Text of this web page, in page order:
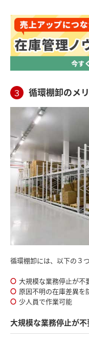
３ 循環棚卸のメ
循環棚卸には、以下の３
大規模な業務停止が不
原因不明の在庫差異を
少人員で作業可能
大規模な業務停止が不